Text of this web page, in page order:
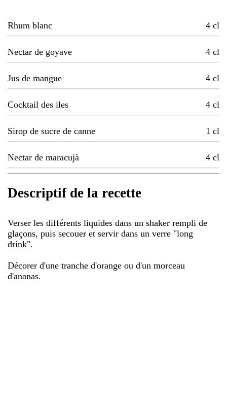
Rhum blanc 4 cl
Nectar de goyave 4 cl
Jus de mangue 4 cl
Cocktail des iles 4 cl
Sirop de sucre de canne 1 cl
Nectar de maracujà 4 cl
Descriptif de la recette
Verser les différents liquides dans un shaker rempli de
glaçons, puis secouer et servir dans un verre "long
drink".
Décorer d'une tranche d'orange ou d'un morceau
d'ananas.